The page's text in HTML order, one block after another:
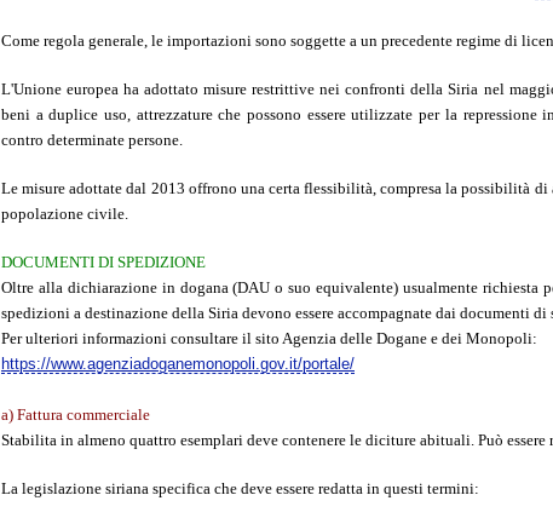
Come regola generale, le importazioni sono soggette a un precedente regime di
L'Unione europea ha adottato misure restrittive nei confronti della Siria nel
beni a duplice uso, attrezzature che possono essere utilizzate per la
contro determinate persone.
Le misure adottate dal 2013 offrono una certa flessibilità, compresa la possibilità
popolazione civile.
DOCUMENTI DI SPEDIZIONE
Oltre alla dichiarazione in dogana (DAU o suo equivalente) usualmente richiesta
spedizioni a destinazione della Siria devono essere accompagnate dai documenti
Per ulteriori informazioni consultare il sito Agenzia delle Dogane e dei Monopoli:
https://www.agenziadoganemonopoli.gov.it/portale/
a) Fattura commerciale
Stabilita in almeno quattro esemplari deve contenere le diciture abituali. Può essere
La legislazione siriana specifica che deve essere redatta in questi termini: